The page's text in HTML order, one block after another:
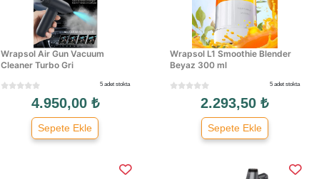
Wrapsol Air Gun Vacuum
Cleaner Turbo Gri
5 adet stokta
4.950,00 ₺
Sepete Ekle
Wrapsol L1 Smoothie Blender
Beyaz 300 ml
5 adet stokta
2.293,50 ₺
Sepete Ekle